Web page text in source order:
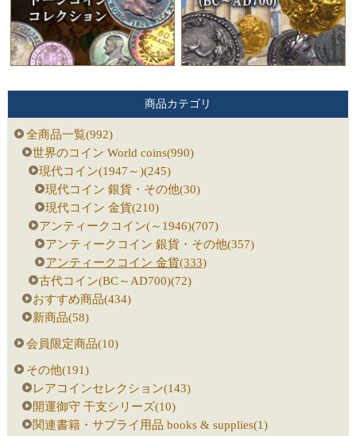
商品カテゴリ
全商品一覧(992)
世界のコイン World coins(990)
現代コイン(1947～)(245)
現代コイン 銀貨・その他(30)
現代コイン 金貨(210)
アンティークコイン(～1946)(707)
アンティークコイン 銀貨・その他(357)
アンティークコイン 金貨(333)
古代コイン(BC～AD700)(72)
おすすめ商品(434)
新商品(58)
会員限定商品(10)
その他(191)
レアコインセレクション(143)
開運御守 干支シリーズ(10)
関連書籍・サプライ用品 books & supplies(1)